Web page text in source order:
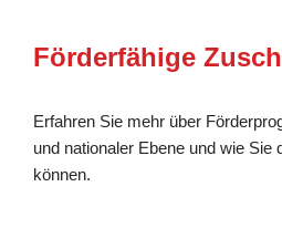
Förderfähige
Erfahren Sie mehr über
und nationaler Ebene und wie Sie
können.